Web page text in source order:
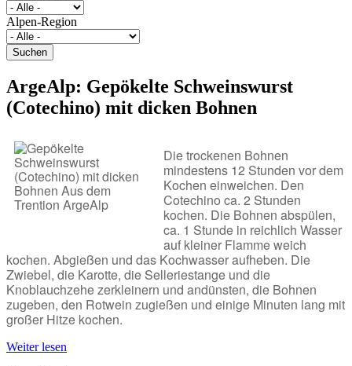
Alpen-Region
ArgeAlp: Gepökelte Schweinswurst
(Cotechino) mit dicken Bohnen
Die trockenen Bohnen
mindestens 12 Stunden vor dem
Kochen einweichen. Den
Cotechino ca. 2 Stunden
kochen. Die Bohnen abspülen,
ca. 1 Stunde in reichlich Wasser
auf kleiner Flamme weich
kochen. Abgießen und das Kochwasser aufheben. Die
Zwiebel, die Karotte, die Selleriestange und die
Knoblauchzehe zerkleinern und andünsten, die Bohnen
zugeben, den Rotwein zugießen und einige Minuten lang mit
großer Hitze kochen.
Weiter lesen